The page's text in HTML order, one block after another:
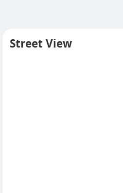
Street View